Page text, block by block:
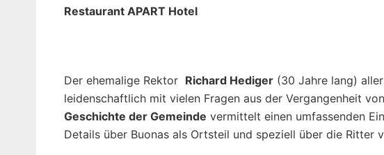
Restaurant APART Hotel
Der ehemalige Rektor Richard Hediger (30 Jahre lang)
leidenschaftlich mit vielen Fragen aus der Vergangenheit
Geschichte der Gemeinde vermittelt einen umfassenden
Details über Buonas als Ortsteil und speziell über die Ritter